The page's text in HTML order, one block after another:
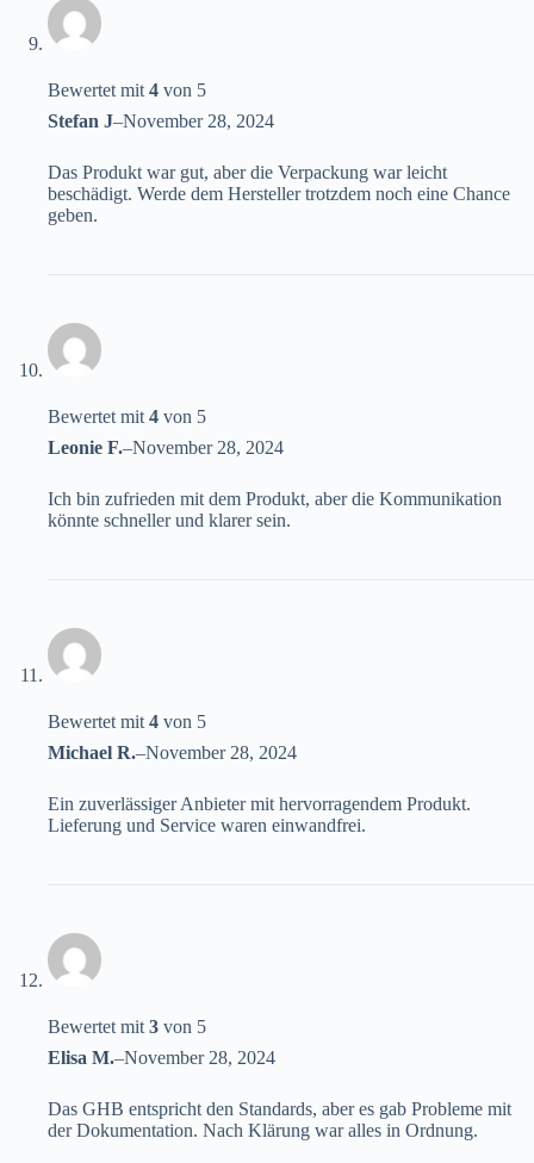
Bewertet mit 4 von 5
Stefan J–November 28, 2024
Das Produkt war gut, aber die Verpackung war leicht
beschädigt. Werde dem Hersteller trotzdem noch eine Chance
geben.
Bewertet mit 4 von 5
Leonie F.–November 28, 2024
Ich bin zufrieden mit dem Produkt, aber die Kommunikation
könnte schneller und klarer sein.
Bewertet mit 4 von 5
Michael R.–November 28, 2024
Ein zuverlässiger Anbieter mit hervorragendem Produkt.
Lieferung und Service waren einwandfrei.
Bewertet mit 3 von 5
Elisa M.–November 28, 2024
Das GHB entspricht den Standards, aber es gab Probleme mit
der Dokumentation. Nach Klärung war alles in Ordnung.